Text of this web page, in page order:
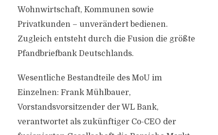
Wohnwirtschaft, Kommunen sowie
Privatkunden – unverändert bedienen.
Zugleich entsteht durch die Fusion die größte
Pfandbriefbank Deutschlands.
Wesentliche Bestandteile des MoU im
Einzelnen: Frank Mühlbauer,
Vorstandsvorsitzender der WL Bank,
verantwortet als zukünftiger Co-CEO der